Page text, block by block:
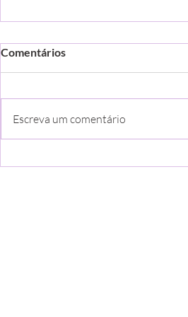
Relaxamento e Saúde Mental!
Aqui estão cinco razões sob o
no trabalho fazer uma sessão de
Shiatsu: 1....
Comentários
Escreva um comentário